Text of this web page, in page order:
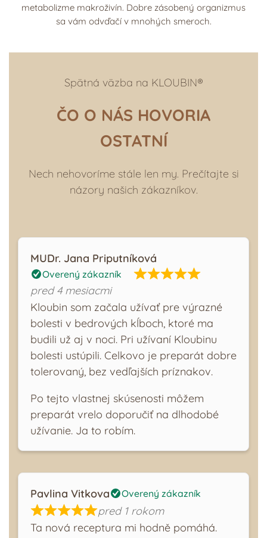
metabolizme makroživín. Dobre zásobený organizmus
sa vám odvďačí v mnohých smeroch.
Spätná väzba na KLOUBIN®
ČO O NÁS HOVORIA
OSTATNÍ
Nech nehovoríme stále len my. Prečítajte si
názory našich zákazníkov.
pred 4 mesiacmi
Kloubin som začala užívať pre výrazné
bolesti v bedrových kĺboch, ktoré ma
budili už aj v noci. Pri užívaní Kloubinu
bolesti ustúpili. Celkovo je preparát dobre
tolerovaný, bez vedľajších príznakov.
Po tejto vlastnej skúsenosti môžem
preparát vrelo doporučiť na dlhodobé
užívanie. Ja to robím.
MUDr. Jana Priputníková
Overený zákazník
pred 1 rokom
Ta nová receptura mi hodně pomáhá.
Pavlina Vitkova Overený zákazník